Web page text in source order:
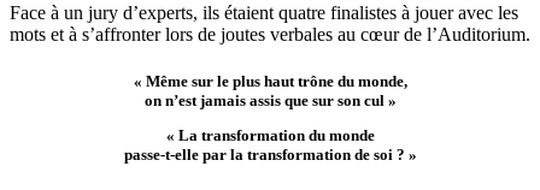
Face à un jury d’experts, ils étaient quatre finalistes à jouer avec les
mots et à s’affronter lors de joutes verbales au cœur de l’Auditorium.
« Même sur le plus haut trône du monde,
on n’est jamais assis que sur son cul »
« La transformation du monde
passe-t-elle par la transformation de soi ? »